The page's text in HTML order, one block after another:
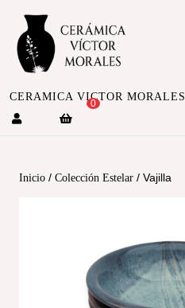
CERAMICA VICTOR MORALES
0
Inicio / Colección Estelar / Vajilla